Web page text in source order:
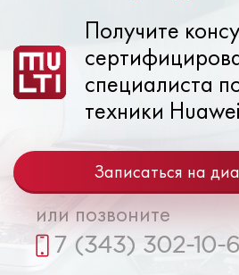
Получите
специалиста
техники Huawei
Записаться на
или позвоните
7 (343) 302-10-